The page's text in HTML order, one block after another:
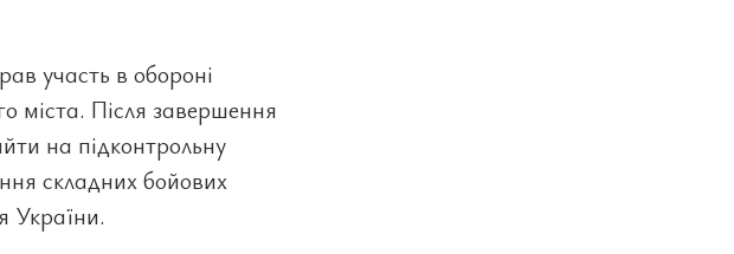
участь в обороні
міста. Після завершення
на підконтрольну
складних бойових
України.